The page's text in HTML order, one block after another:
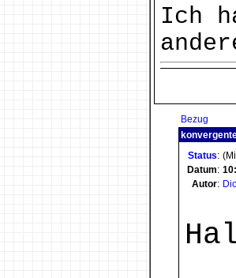
Ich
Bezug
Status:
Datum:
Autor: